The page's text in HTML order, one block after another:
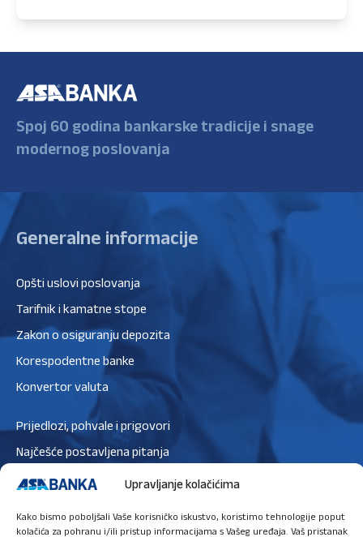
Upravljanje kolačićima
Kako bismo poboljšali Vaše korisničko iskustvo, koristimo tehnologije poput
kolačića za pohranu i/ili pristup informacijama s Vašeg uređaja. Vaš pristanak
Spoj 60 godina bankarske tradicije i snage
modernog poslovanja
Generalne informacije
Opšti uslovi poslovanja
Tarifnik i kamatne stope
Zakon o osiguranju depozita
Korespodentne banke
Konvertor valuta
Prijedlozi, pohvale i prigovori
Najčešće postavljena pitanja
Zaštita podataka
Politika kolačića